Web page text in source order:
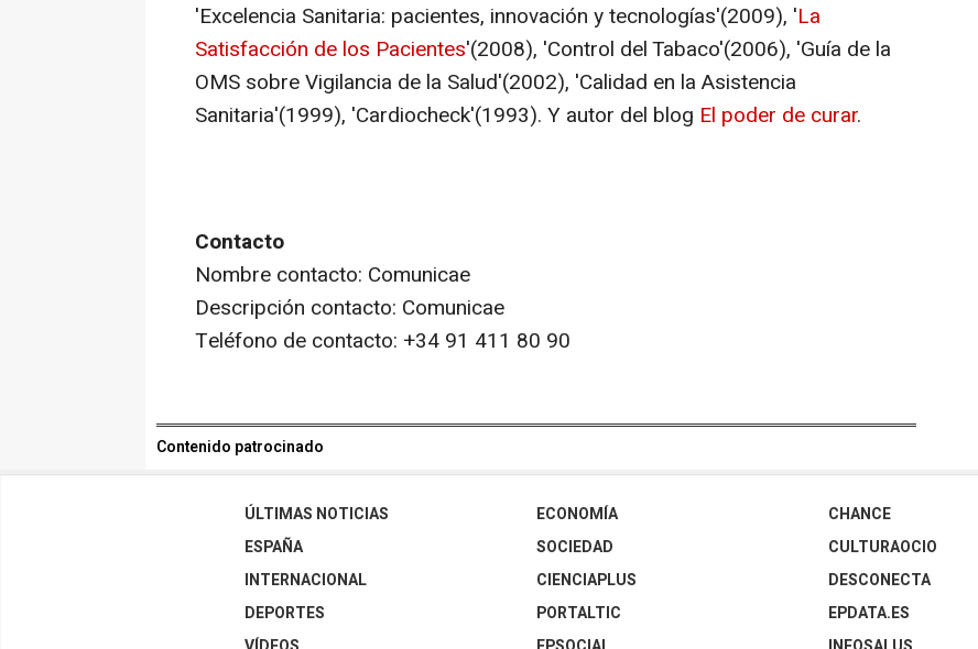
'Excelencia Sanitaria: pacientes, innovación y tecnologías'(2009), 'La
Satisfacción de los Pacientes'(2008), 'Control del Tabaco'(2006), 'Guía de la
OMS sobre Vigilancia de la Salud'(2002), 'Calidad en la Asistencia
Sanitaria'(1999), 'Cardiocheck'(1993). Y autor del blog El poder de curar.
Contacto
Nombre contacto: Comunicae
Descripción contacto: Comunicae
Teléfono de contacto: +34 91 411 80 90
Contenido patrocinado
ÚLTIMAS NOTICIAS
ESPAÑA
INTERNACIONAL
DEPORTES
ECONOMÍA
SOCIEDAD
CIENCIAPLUS
PORTALTIC
CHANCE
CULTURAOCIO
DESCONECTA
EPDATA.ES